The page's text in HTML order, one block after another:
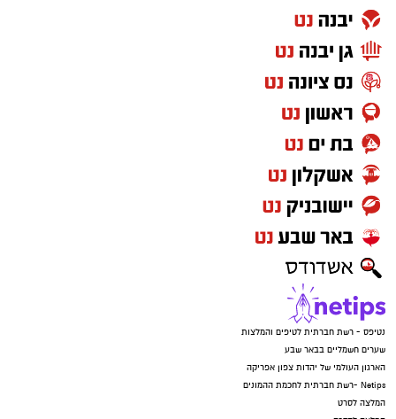
נטיפס - רשת חברתית לטיפים והמלצות
שערים חשמליים בבאר שבע
הארגון העולמי של יהדות צפון אפריקה
Netips -רשת חברתית לחכמת ההמונים
המלצה לסרט